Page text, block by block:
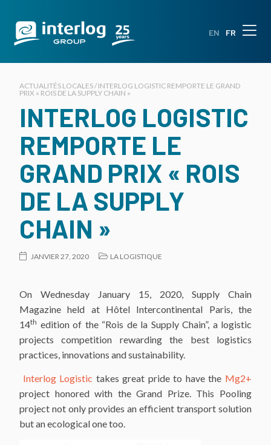
EN FR
ACTUALITÉS LOCALES / INTERLOG LOGISTIC REMPORTE LE GRAND
PRIX « ROIS DE LA SUPPLY CHAIN »
INTERLOG LOGISTIC
REMPORTE LE
GRAND PRIX « ROIS
DE LA SUPPLY
CHAIN »
JANVIER 27, 2020 LA LOGISTIQUE
On Wednesday January 15, 2020, Supply Chain
Magazine held at Hôtel Intercontinental Paris, the
14th edition of the “Rois de la Supply Chain”, a logistic
projects competition rewarding the best logistics
practices, innovations and sustainability.
Interlog Logistic takes great pride to have the Mg2+
project honored with the Grand Prize. This Pooling
project not only provides an efficient transport solution
but an ecological one too.